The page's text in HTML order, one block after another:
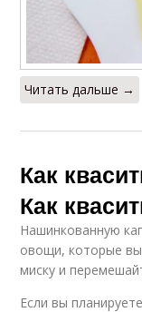
Читать дальше →
Как
Как
Нашинкованную
овощи, которые
миску и
Если вы